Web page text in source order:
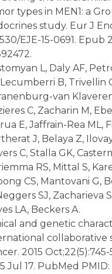
types in MEN1: a
study. Eur J
EJE-15-0691.
L, Daly AF,
Lecumberri B, Trivellin
van
C, Zacharin M,
E, Jaffrain-Rea ML,
J, Belaya Z,
C, Stalla GK,
RS, Mittal S,
CS, Mantovani G,
SJ, Zacharieva
LA, Beckers A.
and genetic
collaborative
2015
Jul 17. PubMed PMID: